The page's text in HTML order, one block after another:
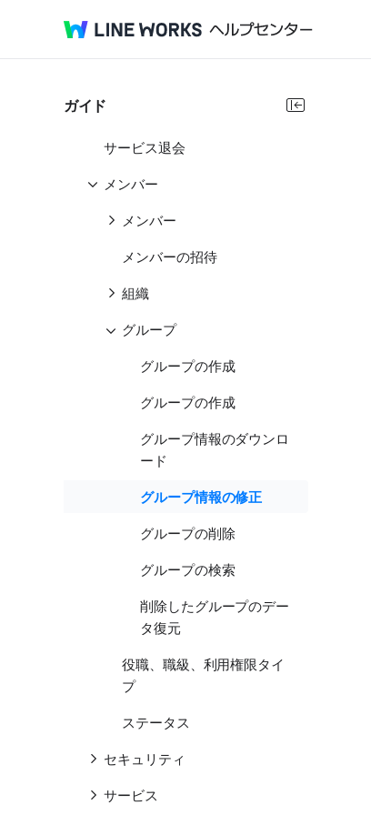
ガイド
管理者ガイド
サービス退会
メンバー
メンバー
メンバーの招待
組織
グループ
グループの作成
グループの作成
グループ情報のダウンロ
ード
グループ情報の修正
グループの削除
グループの検索
削除したグループのデー
タ復元
役職、職級、利用権限タイ
プ
ステータス
セキュリティ
サービス